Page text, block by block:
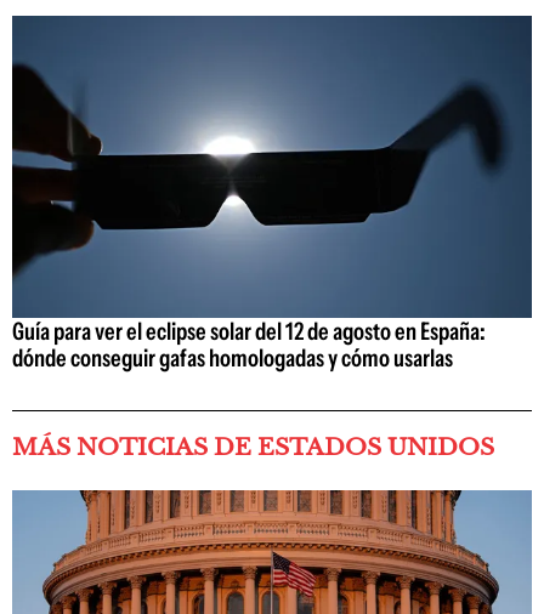
Guía para ver el eclipse solar del 12 de agosto en España:
dónde conseguir gafas homologadas y cómo usarlas
MÁS NOTICIAS DE ESTADOS UNIDOS